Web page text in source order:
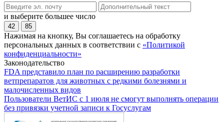
и выберите большее число
42 85
Нажимая на кнопку, Вы соглашаетесь на обработку
персональных данных в соответствии с «Политикой
конфиденциальности»
Законодательство
FDA представило план по расширению разработки
ветпрепаратов для животных с редкими болезнями и
малочисленных видов
Пользователи ВетИС с 1 июля не смогут выполнять операции
без привязки учетной записи к Госуслугам